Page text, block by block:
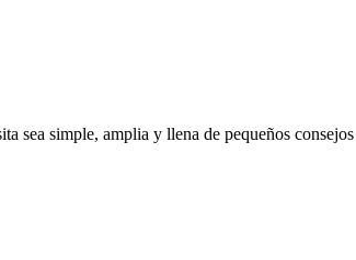
sea simple, amplia y llena de pequeños